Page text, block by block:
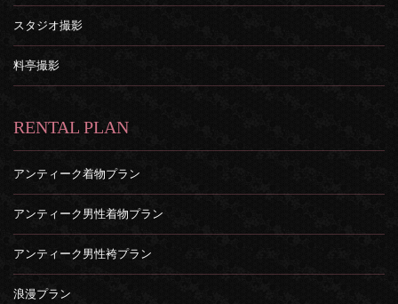
スタジオ撮影
料亭撮影
RENTAL PLAN
アンティーク着物プラン
アンティーク男性着物プラン
アンティーク男性袴プラン
浪漫プラン